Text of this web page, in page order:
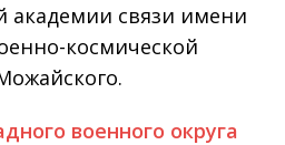
академии связи имени
космической
военного округа